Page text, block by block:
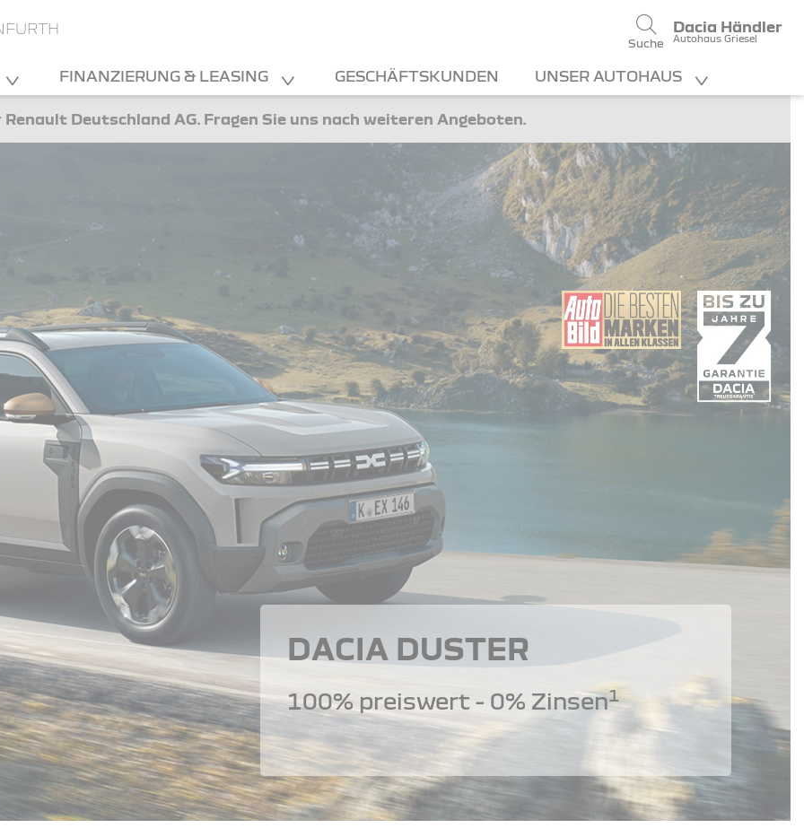
Suche
Dacia Händler
Autohaus Griesel
FINANZIERUNG & LEASING GESCHÄFTSKUNDEN UNSER AUTOHAUS
Deutschland AG. Fragen Sie uns nach weiteren Angeboten.
DACIA DUSTER
100% preiswert - 0% Zinsen1